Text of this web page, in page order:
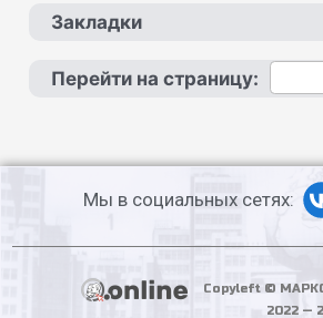
Закладки
Перейти на страницу:
Мы в социальных сетях:
Copyleft ©
2022 —